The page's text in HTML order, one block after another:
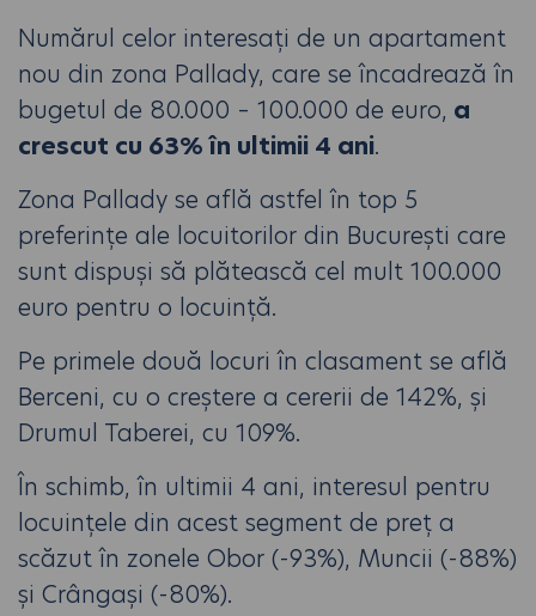
Numărul celor interesați de un apartament
nou din zona Pallady, care se încadrează în
bugetul de 80.000 – 100.000 de euro, a
crescut cu 63% în ultimii 4 ani.
Zona Pallady se află astfel în top 5
preferințe ale locuitorilor din București care
sunt dispuși să plătească cel mult 100.000
euro pentru o locuință.
Pe primele două locuri în clasament se află
Berceni, cu o creștere a cererii de 142%, și
Drumul Taberei, cu 109%.
În schimb, în ultimii 4 ani, interesul pentru
locuințele din acest segment de preț a
scăzut în zonele Obor (-93%), Muncii (-88%)
și Crângași (-80%).